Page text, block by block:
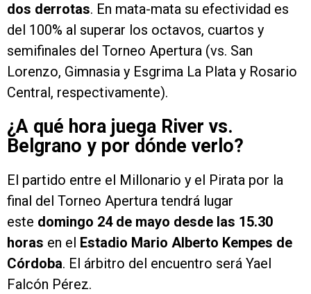
dos derrotas. En mata-mata su efectividad es
del 100% al superar los octavos, cuartos y
semifinales del Torneo Apertura (vs. San
Lorenzo, Gimnasia y Esgrima La Plata y Rosario
Central, respectivamente).
¿A qué hora juega River vs.
Belgrano y por dónde verlo?
El partido entre el Millonario y el Pirata por la
final del Torneo Apertura tendrá lugar
este domingo 24 de mayo desde las 15.30
horas en el Estadio Mario Alberto Kempes de
Córdoba. El árbitro del encuentro será Yael
Falcón Pérez.